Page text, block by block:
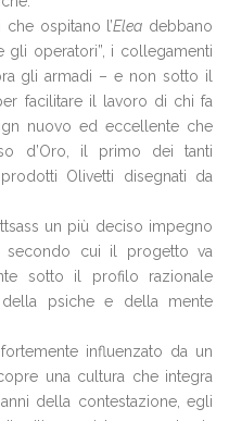
ospitano l’Elea debbano
gli operatori”, i collegamenti
gli armadi – e non sotto il
facilitare il lavoro di chi fa
nuovo ed eccellente che
d’Oro, il primo dei tanti
Olivetti disegnati da
un più deciso impegno
secondo cui il progetto va
sotto il profilo razionale
psiche e della mente
influenzato da un
una cultura che integra
della contestazione, egli